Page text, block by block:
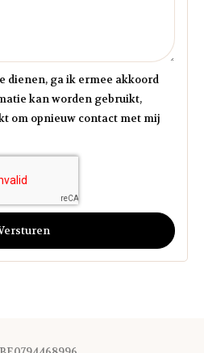
dienen, ga ik ermee akkoord
kan worden gebruikt,
om opnieuw contact met mij